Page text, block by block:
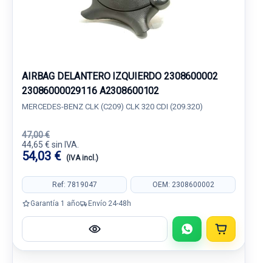
AIRBAG DELANTERO IZQUIERDO 2308600002
23086000029116 A2308600102
MERCEDES-BENZ CLK (C209) CLK 320 CDI (209.320)
47,00 €
44,65 € sin IVA.
54,03 € (IVA incl.)
Ref: 7819047 OEM: 2308600002
Garantía 1 año Envío 24-48h